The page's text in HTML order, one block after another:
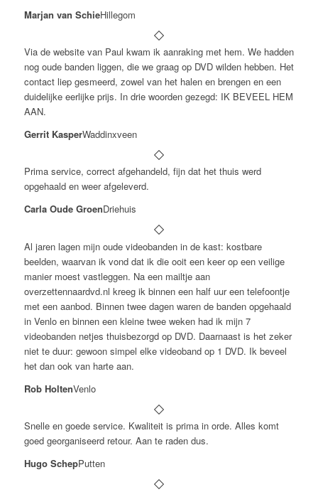
Marjan van SchieHillegom
Via de website van Paul kwam ik aanraking met hem. We hadden
nog oude banden liggen, die we graag op DVD wilden hebben. Het
contact liep gesmeerd, zowel van het halen en brengen en een
duidelijke eerlijke prijs. In drie woorden gezegd: IK BEVEEL HEM
AAN.
Gerrit KasperWaddinxveen
Prima service, correct afgehandeld, fijn dat het thuis werd
opgehaald en weer afgeleverd.
Carla Oude GroenDriehuis
Al jaren lagen mijn oude videobanden in de kast: kostbare
beelden, waarvan ik vond dat ik die ooit een keer op een veilige
manier moest vastleggen. Na een mailtje aan
overzettennaardvd.nl kreeg ik binnen een half uur een telefoontje
met een aanbod. Binnen twee dagen waren de banden opgehaald
in Venlo en binnen een kleine twee weken had ik mijn 7
videobanden netjes thuisbezorgd op DVD. Daarnaast is het zeker
niet te duur: gewoon simpel elke videoband op 1 DVD. Ik beveel
het dan ook van harte aan.
Rob HoltenVenlo
Snelle en goede service. Kwaliteit is prima in orde. Alles komt
goed georganiseerd retour. Aan te raden dus.
Hugo SchepPutten